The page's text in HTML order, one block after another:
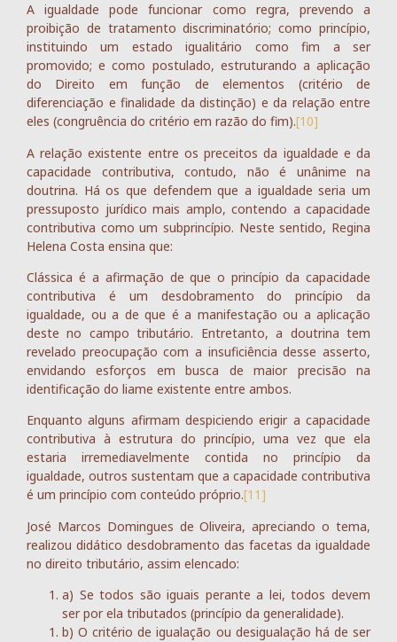
A igualdade pode funcionar como regra, prevendo a
proibição de tratamento discriminatório; como princípio,
instituindo um estado igualitário como fim a ser
promovido; e como postulado, estruturando a aplicação
do Direito em função de elementos (critério de
diferenciação e finalidade da distinção) e da relação entre
eles (congruência do critério em razão do fim).[10]
A relação existente entre os preceitos da igualdade e da
capacidade contributiva, contudo, não é unânime na
doutrina. Há os que defendem que a igualdade seria um
pressuposto jurídico mais amplo, contendo a capacidade
contributiva como um subprincípio. Neste sentido, Regina
Helena Costa ensina que:
Clássica é a afirmação de que o princípio da capacidade
contributiva é um desdobramento do princípio da
igualdade, ou a de que é a manifestação ou a aplicação
deste no campo tributário. Entretanto, a doutrina tem
revelado preocupação com a insuficiência desse asserto,
envidando esforços em busca de maior precisão na
identificação do liame existente entre ambos.
Enquanto alguns afirmam despiciendo erigir a capacidade
contributiva à estrutura do princípio, uma vez que ela
estaria irremediavelmente contida no princípio da
igualdade, outros sustentam que a capacidade contributiva
é um princípio com conteúdo próprio.[11]
José Marcos Domingues de Oliveira, apreciando o tema,
realizou didático desdobramento das facetas da igualdade
no direito tributário, assim elencado:
a) Se todos são iguais perante a lei, todos devem
ser por ela tributados (princípio da generalidade).
b) O critério de igualação ou desigualação há de ser